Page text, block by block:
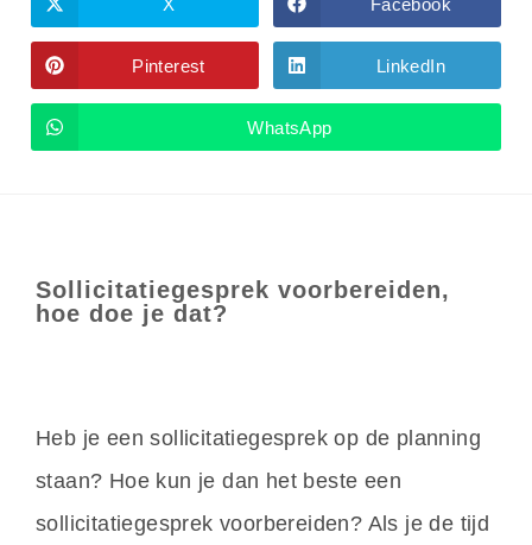
Pinterest LinkedIn
WhatsApp
Sollicitatiegesprek voorbereiden,
hoe doe je dat?
Heb je een sollicitatiegesprek op de planning
staan? Hoe kun je dan het beste een
sollicitatiegesprek voorbereiden? Als je de tijd